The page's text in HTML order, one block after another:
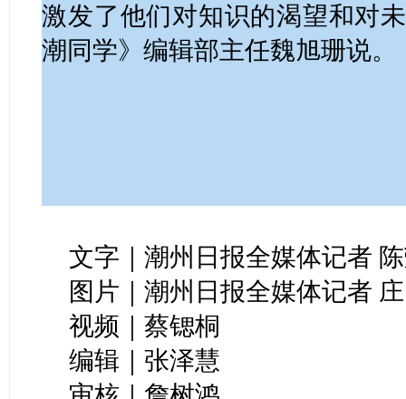
激发了他们对知识的渴望和对
潮同学》编辑部主任魏旭珊说。
文字｜潮州日报全媒体记者
图片｜潮州日报全媒体记者
视频｜蔡锶桐
编辑｜张泽慧